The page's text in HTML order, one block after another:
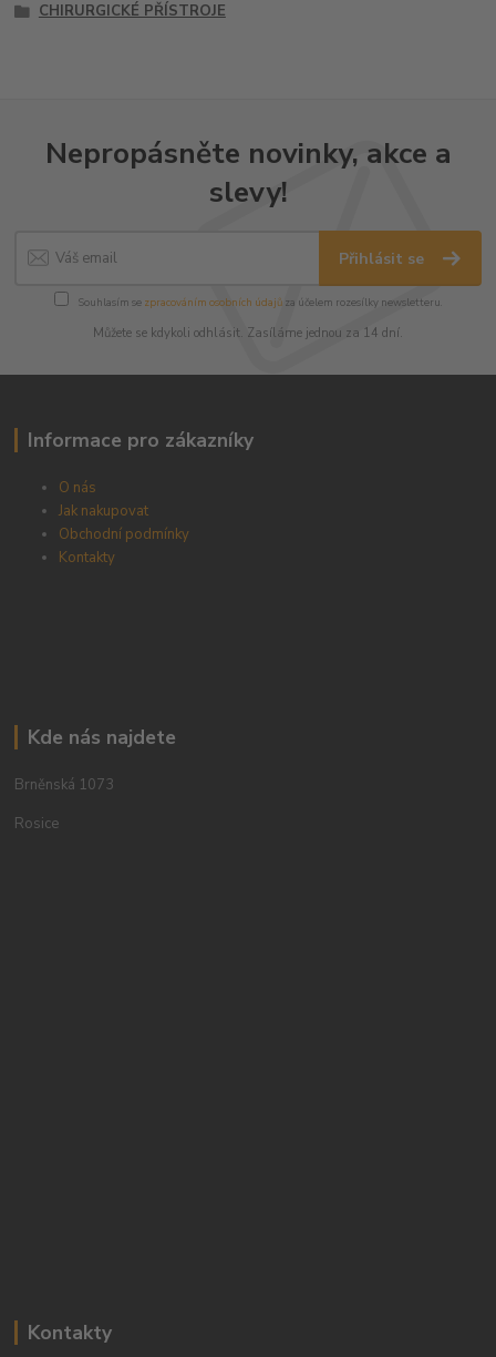
CHIRURGICKÉ PŘÍSTROJE
Nepropásněte novinky, akce a
slevy!
Přihlásit se
Souhlasím se zpracováním osobních údajůza účelem rozesílky newsletteru.
Můžete se kdykoli odhlásit. Zasíláme jednou za 14 dní.
Informace pro zákazníky
O nás
Jak nakupovat
Obchodní podmínky
Kontakty
Kde nás najdete
Brněnská 1073
Rosice
Kontakty